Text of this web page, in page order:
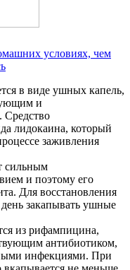
условиях, чем
в виде ушных капель,
и
Средство
лидокаина, который
заживления
сильным
и поэтому его
Для восстановления
закапывать ушные
из рифампицина,
антибиотиком,
инфекциями. При